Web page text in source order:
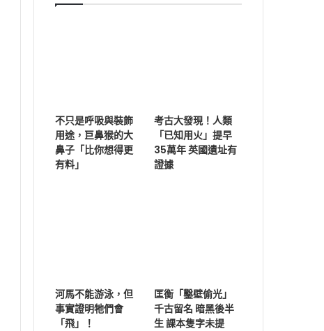
不只是呼吸與裝飾
用途，巨鼻猴的大
鼻子「比你想得更
有料」
考古大發現！人類
「已知用火」提早
35萬年 英國遺址有
證據
河馬不能游泳，但
事實證明牠們會
「飛」！
匡衡「鑿壁偷光」
千古留名 暗黑後半
生 課本隻字未提